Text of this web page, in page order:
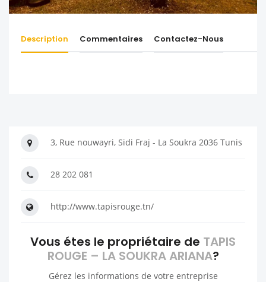
Description Commentaires Contactez-Nous
3, Rue nouwayri, Sidi Fraj - La Soukra 2036 Tunis
28 202 081
http://www.tapisrouge.tn/
Vous étes le propriétaire de TAPIS
ROUGE – LA SOUKRA ARIANA?
Gérez les informations de votre entreprise